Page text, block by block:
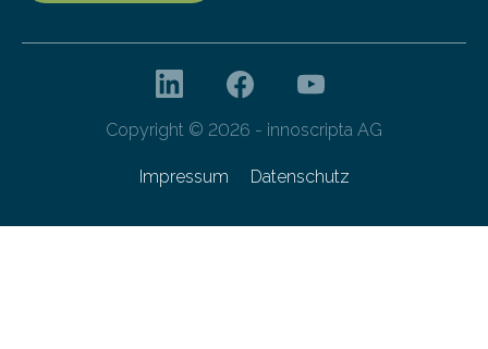
Copyright © 2026 - innoscripta AG
Impressum Datenschutz